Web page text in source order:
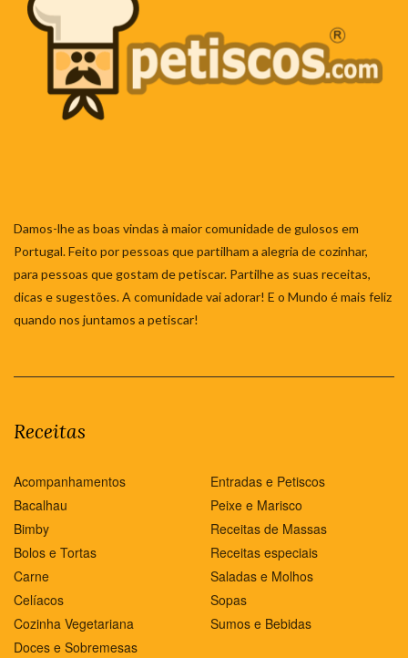
Damos-lhe as boas vindas à maior comunidade de gulosos em
Portugal. Feito por pessoas que partilham a alegria de cozinhar,
para pessoas que gostam de petiscar. Partilhe as suas receitas,
dicas e sugestões. A comunidade vai adorar! E o Mundo é mais feliz
quando nos juntamos a petiscar!
Receitas
Acompanhamentos
Bacalhau
Bimby
Bolos e Tortas
Carne
Celíacos
Cozinha Vegetariana
Doces e Sobremesas
Entradas e Petiscos
Peixe e Marisco
Receitas de Massas
Receitas especiais
Saladas e Molhos
Sopas
Sumos e Bebidas